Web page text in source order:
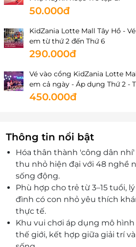
50.000đ
KidZania Lotte Mall Tây Hồ -
em từ thứ 2 đến Thứ 6
290.000đ
Vé vào cổng KidZania Lotte
em cả ngày - Áp dụng Thứ 2 -
450.000đ
Thông tin nổi bật
Hóa thân thành 'công dân
thu nhỏ hiện đại với 48 nghề
sống động.
Phù hợp cho trẻ từ 3–15 tuổi,
đình có con nhỏ yêu thích
thực tế.
Khu vui chơi áp dụng mô
thế giới, kết hợp giữa giải trí